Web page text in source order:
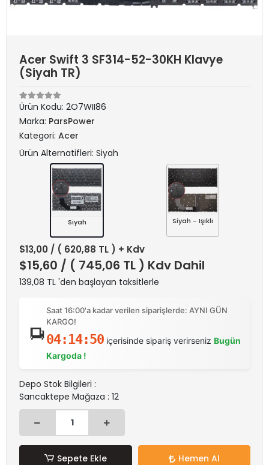
Acer Swift 3 SF314-52-30KH Klavye
(Siyah TR)
Ürün Kodu: 2O7WII86
Marka: ParsPower
Kategori: Acer
Ürün Alternatifleri: Siyah
Siyah Siyah - Işıklı
$13,00 / ( 620,88 TL ) + Kdv
$15,60 / ( 745,06 TL ) Kdv Dahil
139,08 TL 'den başlayan taksitlerle
Saat 16:00'a kadar verilen siparişlerde: AYNI GÜN
KARGO!
04:14:50içerisinde sipariş verirseniz Bugün
Kargoda !
Depo Stok Bilgileri :
Sancaktepe Mağaza : 12
Sepete Ekle Hemen Al